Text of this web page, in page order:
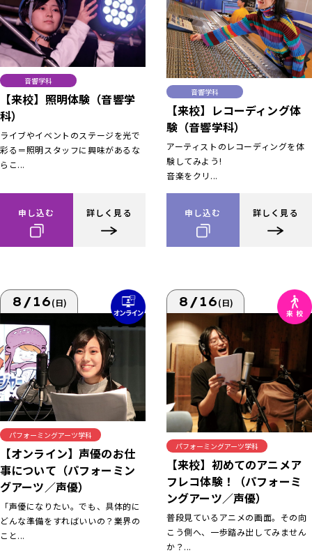
音響学科
【来校】照明体験（音響学
科）
ライブやイベントのステージを光で
彩る＝照明スタッフに興味があるな
らこ...
申し込む 詳しく見る
音響学科
【来校】レコーディング体
験（音響学科）
アーティストのレコーディングを体
験してみよう!
音楽をクリ...
申し込む 詳しく見る
8/16(日)
パフォーミングアーツ学科
【オンライン】声優のお仕
事について（パフォーミン
グアーツ／声優）
「声優になりたい。でも、具体的に
どんな準備をすればいいの？業界の
こと...
8/16(日)
パフォーミングアーツ学科
【来校】初めてのアニメア
フレコ体験！（パフォーミ
ングアーツ／声優）
普段見ているアニメの画面。その向
こう側へ、一歩踏み出してみません
か？...